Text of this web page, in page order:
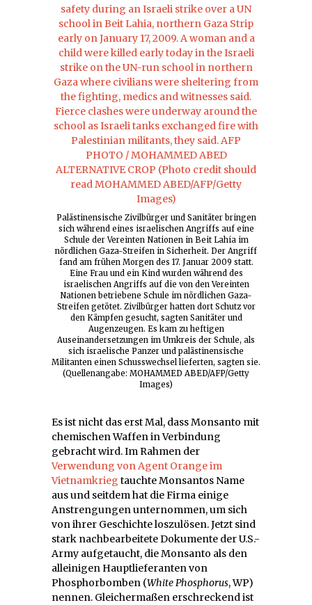
Palästinensische Zivilbürger und Sanitäter bringen
sich während eines israelischen Angriffs auf eine
Schule der Vereinten Nationen in Beit Lahia im
nördlichen Gaza-Streifen in Sicherheit. Der Angriff
fand am frühen Morgen des 17. Januar 2009 statt.
Eine Frau und ein Kind wurden während des
israelischen Angriffs auf die von den Vereinten
Nationen betriebene Schule im nördlichen Gaza-
Streifen getötet. Zivilbürger hatten dort Schutz vor
den Kämpfen gesucht, sagten Sanitäter und
Augenzeugen. Es kam zu heftigen
Auseinandersetzungen im Umkreis der Schule, als
sich israelische Panzer und palästinensische
Militanten einen Schusswechsel lieferten, sagten sie.
(Quellenangabe: MOHAMMED ABED/AFP/Getty
Images)
Es ist nicht das erst Mal, dass Monsanto mit
chemischen Waffen in Verbindung
gebracht wird. Im Rahmen der
Verwendung von Agent Orange im
Vietnamkrieg tauchte Monsantos Name
aus und seitdem hat die Firma einige
Anstrengungen unternommen, um sich
von ihrer Geschichte loszulösen. Jetzt sind
stark nachbearbeitete Dokumente der U.S.-
Army aufgetaucht, die Monsanto als den
alleinigen Hauptlieferanten von
Phosphorbomben (White Phosphorus, WP)
nennen. Gleichermaßen erschreckend ist